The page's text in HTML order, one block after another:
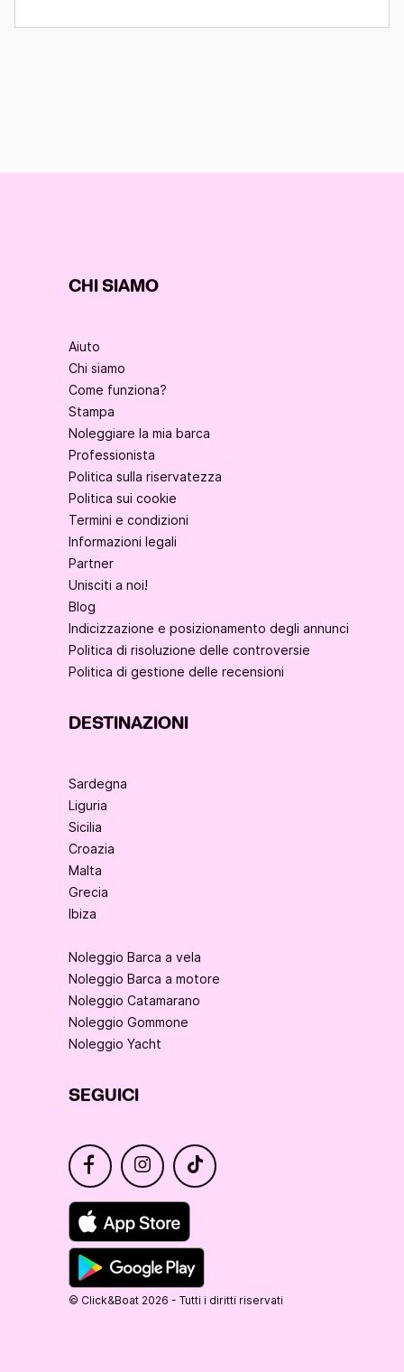
CHI SIAMO
Aiuto
Chi siamo
Come funziona?
Stampa
Noleggiare la mia barca
Professionista
Politica sulla riservatezza
Politica sui cookie
Termini e condizioni
Informazioni legali
Partner
Unisciti a noi!
Blog
Indicizzazione e posizionamento degli annunci
Politica di risoluzione delle controversie
Politica di gestione delle recensioni
DESTINAZIONI
Sardegna
Liguria
Sicilia
Croazia
Malta
Grecia
Ibiza
Noleggio Barca a vela
Noleggio Barca a motore
Noleggio Catamarano
Noleggio Gommone
Noleggio Yacht
SEGUICI
© Click&Boat 2026 - Tutti i diritti riservati